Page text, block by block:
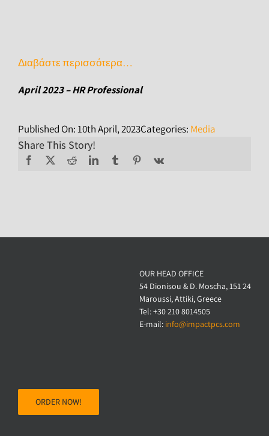
Διαβάστε περισσότερα…
April 2023 – HR Professional
Published On: 10th April, 2023Categories: Media
Share This Story!
ORDER NOW!
OUR HEAD OFFICE
54 Dionisou & D. Moscha, 151 24
Maroussi, Attiki, Greece
Tel: +30 210 8014505
E-mail: info@impactpcs.com